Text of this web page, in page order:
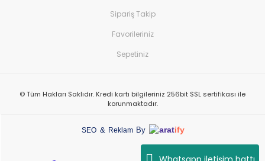
Sipariş Takip
Favorileriniz
Sepetiniz
© Tüm Hakları Saklıdır. Kredi kartı bilgileriniz 256bit SSL sertifikası ile
korunmaktadır.
SEO & Reklam By aratify